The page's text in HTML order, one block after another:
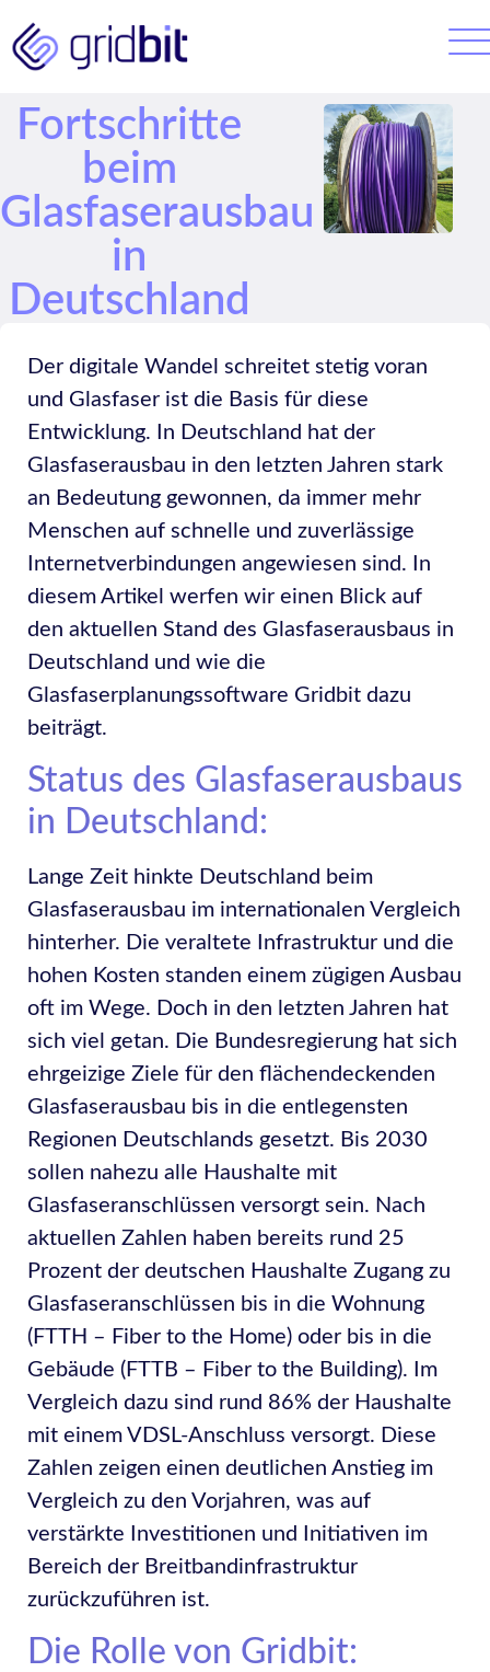
Fortschritte
beim
Glasfaserausbau
in
Deutschland
Der digitale Wandel schreitet stetig voran
und Glasfaser ist die Basis für diese
Entwicklung. In Deutschland hat der
Glasfaserausbau in den letzten Jahren stark
an Bedeutung gewonnen, da immer mehr
Menschen auf schnelle und zuverlässige
Internetverbindungen angewiesen sind. In
diesem Artikel werfen wir einen Blick auf
den aktuellen Stand des Glasfaserausbaus in
Deutschland und wie die
Glasfaserplanungssoftware Gridbit dazu
beiträgt.
Status des Glasfaserausbaus
in Deutschland:
Lange Zeit hinkte Deutschland beim
Glasfaserausbau im internationalen Vergleich
hinterher. Die veraltete Infrastruktur und die
hohen Kosten standen einem zügigen Ausbau
oft im Wege. Doch in den letzten Jahren hat
sich viel getan. Die Bundesregierung hat sich
ehrgeizige Ziele für den flächendeckenden
Glasfaserausbau bis in die entlegensten
Regionen Deutschlands gesetzt. Bis 2030
sollen nahezu alle Haushalte mit
Glasfaseranschlüssen versorgt sein. Nach
aktuellen Zahlen haben bereits rund 25
Prozent der deutschen Haushalte Zugang zu
Glasfaseranschlüssen bis in die Wohnung
(FTTH – Fiber to the Home) oder bis in die
Gebäude (FTTB – Fiber to the Building). Im
Vergleich dazu sind rund 86% der Haushalte
mit einem VDSL-Anschluss versorgt. Diese
Zahlen zeigen einen deutlichen Anstieg im
Vergleich zu den Vorjahren, was auf
verstärkte Investitionen und Initiativen im
Bereich der Breitbandinfrastruktur
zurückzuführen ist.
Die Rolle von Gridbit: